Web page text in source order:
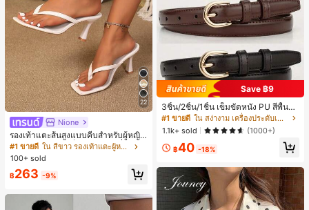
22
Nione
รองเท้าแตะส้นสูงแบบคีบสำหรับผู้หญิง
สไตล์คลาสสิก สีบล็อก สไตล์แฟรี่ฤดูร้อ
น ส้นเข็ม รองเท้าแตะแบบคีบ รองเท้าแ
ตะชายหาดแฟชั่นสายไขว้ รองเท้าผู้ห
ญิง สำหรับออฟฟิศ บ้าน กลางแจ้ง ดีไซ
น์หัวเหลี่ยม ชิคและหรูหรา สำหรับเดทไ
นท์
#1 ขายดี
ใน สีขาว รองเท้าแตะผู้หญิง
100+ sold
฿263 -9%
Save ฿9
3ชิ้น/2ชิ้น/1ชิ้น เข็มขัดหนัง PU สีพื้น
ลำลอง ดีไซน์มินิมอล เหมาะสำหรับผู้ห
ญิงในฤดูร้อน ฤดูใบไม้ร่วง วิทยาเขต ป
ลายฤดูใบไม้ร่วง ฮาโลวีน & คริสต์มาส
ความหรูหราที่เงียบสงบ
#1 ขายดี
ใน สง่างาม เครื่องประดับเข็มขัดและเข็มขัดผู้หญิง
1.1k+ sold
(1000+)
฿40 -18%